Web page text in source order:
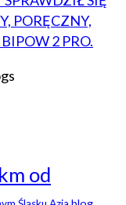
PORĘCZNY,
2 PRO.
od